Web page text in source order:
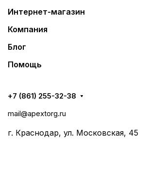
Интернет-магазин
Компания
Блог
Помощь
+7 (861) 255-32-38
mail@apextorg.ru
г. Краснодар, ул. Московская, 45